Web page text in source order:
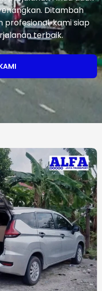
Ditambah
kami siap
terbaik.